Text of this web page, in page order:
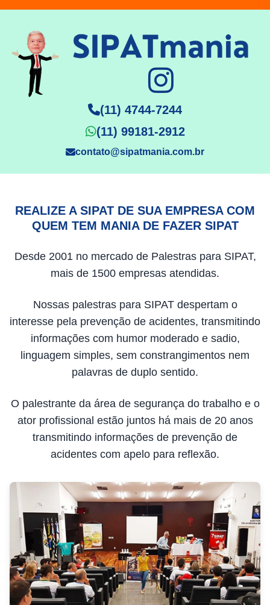
(11) 4744-7244
(11) 99181-2912
contato@sipatmania.com.br
REALIZE A SIPAT DE SUA EMPRESA COM
QUEM TEM MANIA DE FAZER SIPAT
Desde 2001 no mercado de Palestras para SIPAT,
mais de 1500 empresas atendidas.
Nossas palestras para SIPAT despertam o
interesse pela prevenção de acidentes, transmitindo
informações com humor moderado e sadio,
linguagem simples, sem constrangimentos nem
palavras de duplo sentido.
O palestrante da área de segurança do trabalho e o
ator profissional estão juntos há mais de 20 anos
transmitindo informações de prevenção de
acidentes com apelo para reflexão.